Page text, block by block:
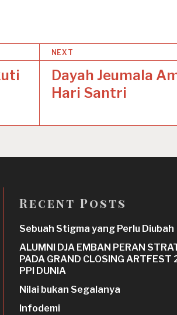
NEXT
Dayah Jeumala
Hari Santri
Recent Posts
Sebuah Stigma yang Perlu Diubah
ALUMNI DJA EMBAN PERAN
PADA GRAND CLOSING ARTFEST
PPI DUNIA
Nilai bukan Segalanya
Infodemi